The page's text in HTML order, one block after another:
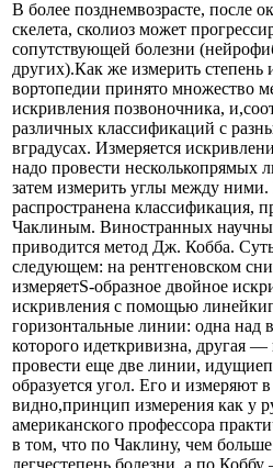
В более позднемвозрасте, после
скелета, сколиоз может
сопутствующей болезни
других).Как же измерить
вортопедии принято множество
искривления позвоночника,
различных классификаций с
вградусах. Измеряется
надо провести несколькопрямых
затем измерить углы между
распространена классификация,
Чаклиным. Виностранных
приводится метод Дж. Кобба. Суть
следующем: на рентгеновском
измеряетS-образное двойное
искривления с помощью
горизонтальные линии: одна над
которого идеткривизна, другая
провести еще две линии,
образуется угол. Его и измеряют
видно,принцип измерения как у
американского профессора
в том, что по Чаклину, чем
легчестепень болезни, а по